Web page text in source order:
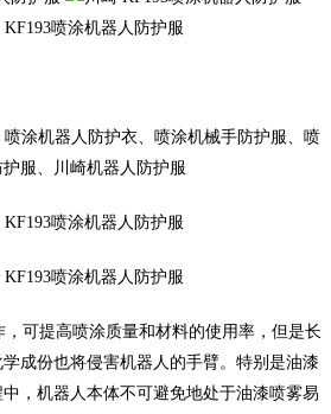
涂机器人防护衣、喷涂机械手防护服、喷
服、川崎机器人防护服
可提高喷涂质量和材料的使用率，但是长
成份也将侵害机器人的手臂。特别是油漆
，机器人本体不可避免地处于油漆喷雾易